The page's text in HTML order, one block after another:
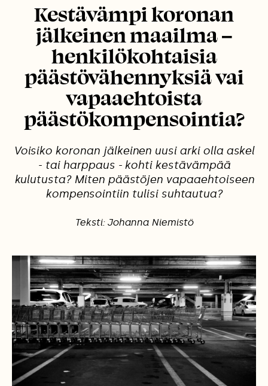
Kestävämpi koronan
jälkeinen maailma –
henkilökohtaisia
päästövähennyksiä vai
vapaaehtoista
päästökompensointia?
Voisiko koronan jälkeinen uusi arki olla askel
- tai harppaus - kohti kestävämpää
kulutusta? Miten päästöjen vapaaehtoiseen
kompensointiin tulisi suhtautua?
Teksti: Johanna Niemistö